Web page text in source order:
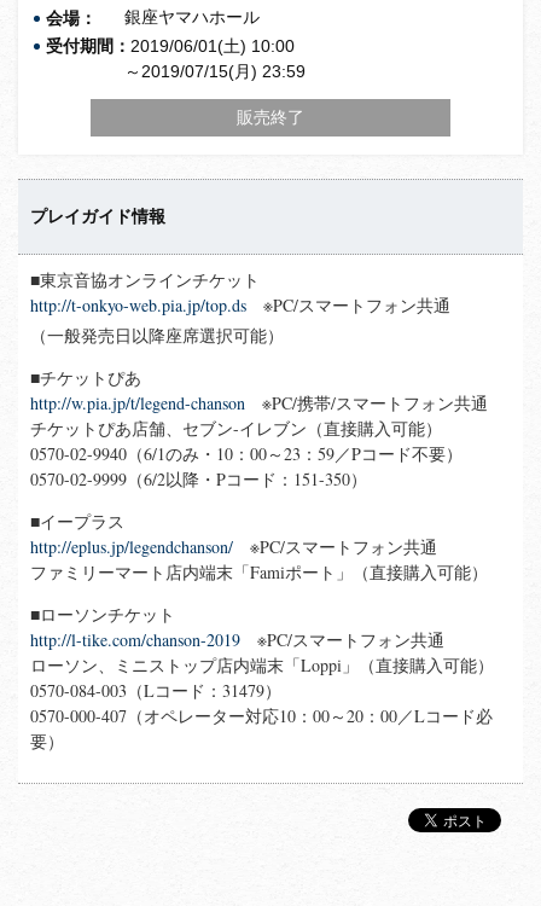
会場：
銀座ヤマハホール
受付期間： 2019/06/01(土) 10:00
～2019/07/15(月) 23:59
販売終了
プレイガイド情報
■東京音協オンラインチケット
http://t-onkyo-web.pia.jp/top.ds ※PC/スマートフォン共通
（一般発売日以降座席選択可能）
■チケットぴあ
http://w.pia.jp/t/legend-chanson ※PC/携帯/スマートフォン共通
チケットぴあ店舗、セブン-イレブン（直接購入可能）
0570-02-9940（6/1のみ・10：00～23：59／Pコード不要）
0570-02-9999（6/2以降・Pコード：151-350）
■イープラス
http://eplus.jp/legendchanson/ ※PC/スマートフォン共通
ファミリーマート店内端末「Famiポート」（直接購入可能）
■ローソンチケット
http://l-tike.com/chanson-2019 ※PC/スマートフォン共通
ローソン、ミニストップ店内端末「Loppi」（直接購入可能）
0570-084-003（Lコード：31479）
0570-000-407（オペレーター対応10：00～20：00／Lコード必
要）